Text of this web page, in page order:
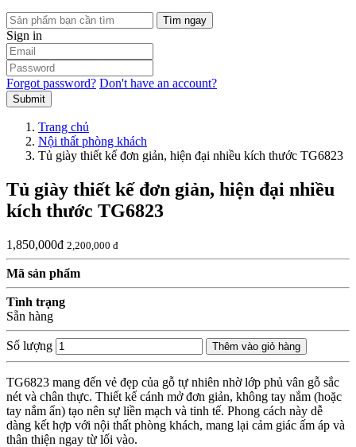
Tìm ngay
Sign in
Forgot password? Don't have an account?
Submit
Trang chủ
Nội thất phòng khách
Tủ giày thiết kế đơn giản, hiện đại nhiều kích thước TG6823
Tủ giày thiết kế đơn giản, hiện đại nhiều
kích thước TG6823
1,850,000đ 2,200,000 đ
Mã sản phẩm
Tình trạng
Sẵn hàng
Số lượng Thêm vào giỏ hàng
TG6823 mang đến vẻ đẹp của gỗ tự nhiên nhờ lớp phủ vân gỗ sắc
nét và chân thực. Thiết kế cánh mở đơn giản, không tay nắm (hoặc
tay nắm ẩn) tạo nên sự liền mạch và tinh tế. Phong cách này dễ
dàng kết hợp với nội thất phòng khách, mang lại cảm giác ấm áp và
thân thiện ngay từ lối vào.